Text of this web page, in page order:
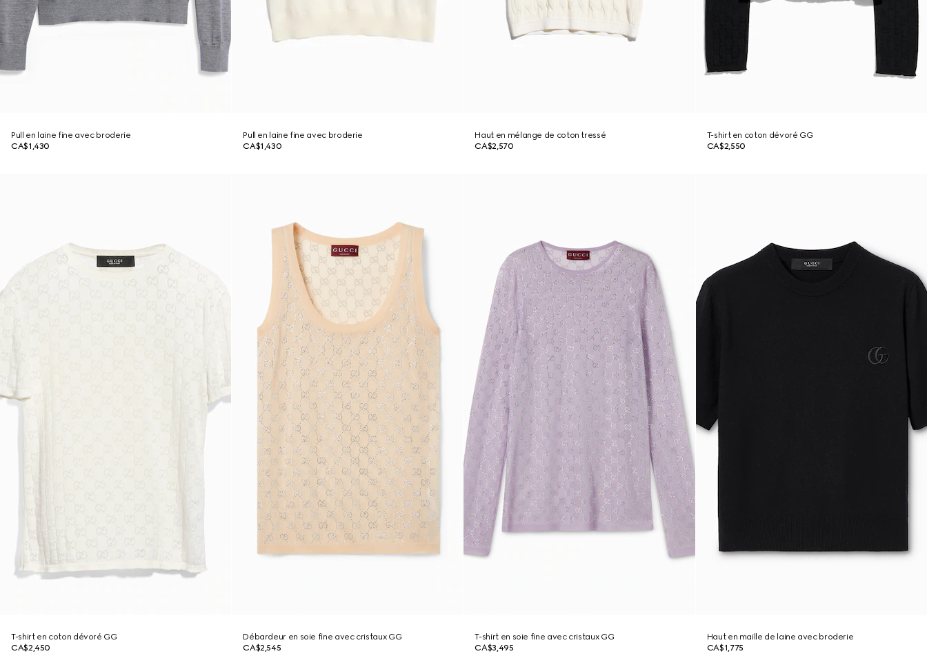
Pull en laine fine avec broderie
CA$1,430
Pull en laine fine avec broderie
CA$1,430
Haut en mélange de coton tressé
CA$2,570
T-shirt en coton dévoré GG
CA$2,550
T-shirt en coton dévoré GG
CA$2,450
Débardeur en soie fine avec cristaux GG
CA$2,545
T-shirt en soie fine avec cristaux GG
CA$3,495
Haut en maille de laine avec broderie
CA$1,775